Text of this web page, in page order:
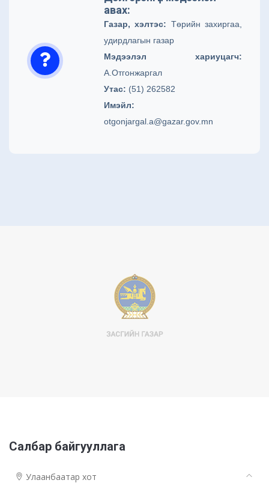
авах:
Газар, хэлтэс: Төрийн захиргаа,
удирдлагын газар
Мэдээлэл хариуцагч:
А.Отгонжаргал
Утас: (51) 262582
Имэйл:
otgonjargal.a@gazar.gov.mn
Салбар байгууллага
Улаанбаатар хот